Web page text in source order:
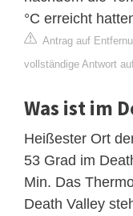
°C erreicht
Antrag auf
vollständige Antwort
Was ist im
Heißester Ort
53 Grad im
Min. Das
Death Valley